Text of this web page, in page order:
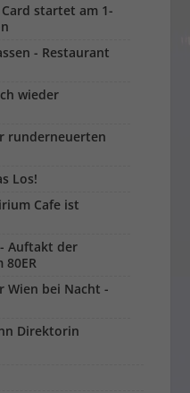
startet am 1-
- Restaurant
wieder
runderneuerten
Los!
Cafe ist
Auftakt der
Wien bei Nacht -
Direktorin